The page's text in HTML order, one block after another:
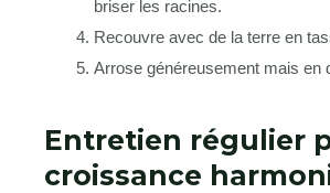
briser les racines.
Recouvre avec de la terre en
Arrose généreusement mais en
Entretien régulier
croissance